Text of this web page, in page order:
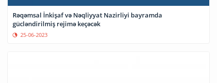
Rəqəmsal İnkişaf və Nəqliyyat Nazirliyi bayramda
gücləndirilmiş rejimə keçəcək
25-06-2023